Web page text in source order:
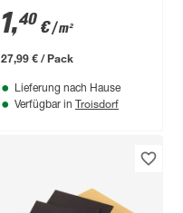
cm
1,40 €/ m²
27,99 € / Pack
Lieferung nach Hause
Verfügbar in Troisdorf